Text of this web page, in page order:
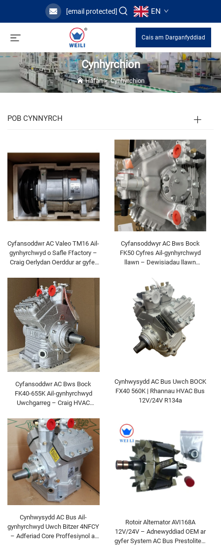
[email protected] EN
Cais am Darganfyddiad
Cynhyrchion
Hafan>Cynhyrchion
POB CYNNYRCH
Cyfansoddwr AC Valeo TM16 Ail-
gynhyrchwyd o Safle Ffactory –
Craig Oerlydan Oerddur ar gyfer
Bwsiadau Bychain a Fannau |
12V/24V R134a
Cyfansoddwyr AC Bws Bock
FK50 Cyfres Ail-gynhyrchwyd
llawn – Dewisiadau llawn
a FK50/980 ar gyfer HVAC Fflyd
Masnachol | 12V/24V R134a
Cyfansoddwr AC Bws Bock
FK40-655K Ail-gynhyrchwyd
Uwchgarreg – Craig HVAC
adferwyd o Ffactory | 12V/24V
R134a Ar Gael
Cynhwysydd AC Bus Uwch BOCK
FX40 560K | Rhannau HVAC Bus
12V/24V R134a
Cynhwysydd AC Bus Ail-
gynhyrchwyd Uwch Bitzer 4NFCY
– Adferiad Core Proffesiynol ar
Rotoir Alternator AVI168A
12V/24V – Adnewyddiad OEM ar
gyfer System AC Bus Prestolite a